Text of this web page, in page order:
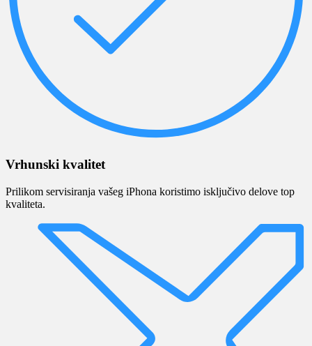
Vrhunski kvalitet
Prilikom servisiranja vašeg iPhona koristimo isključivo delove top
kvaliteta.